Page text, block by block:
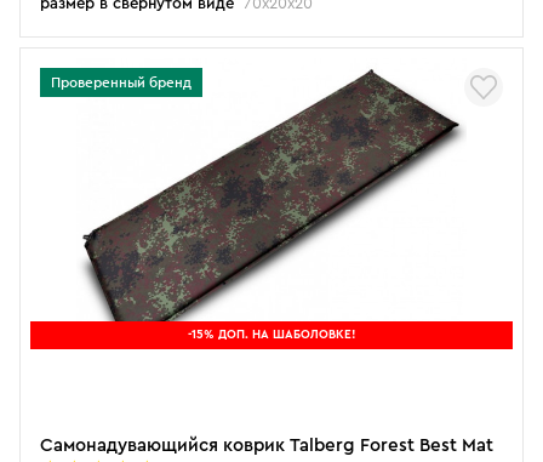
размер в свернутом виде
70х20х20
Проверенный бренд
-15% ДОП. НА ШАБОЛОВКЕ!
Самонадувающийся коврик Talberg Forest Best Mat